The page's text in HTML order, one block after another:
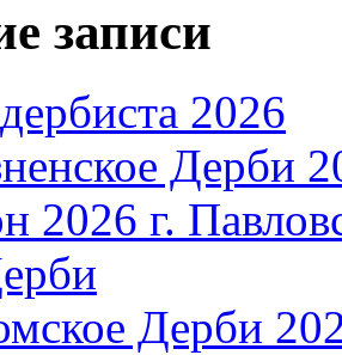
записи
2026
Дерби
2026 г.
Дерби